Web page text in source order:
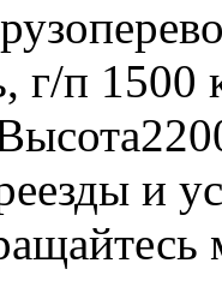
п 1500
и